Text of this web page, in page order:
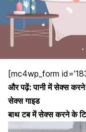
[mc4wp_form
और पढ़ें:पानी में सेक्स करने
सेक्स गाइड
बाथ टब में सेक्स करने के